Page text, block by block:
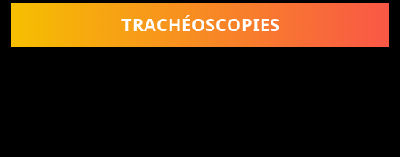
TRACHÉOSCOPIES